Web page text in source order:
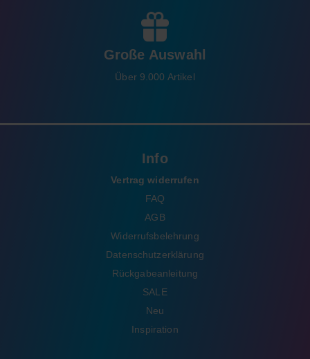
Große Auswahl
Über 9.000 Artikel
Info
Vertrag widerrufen
FAQ
AGB
Widerrufsbelehrung
Datenschutzerklärung
Rückgabeanleitung
SALE
Neu
Inspiration